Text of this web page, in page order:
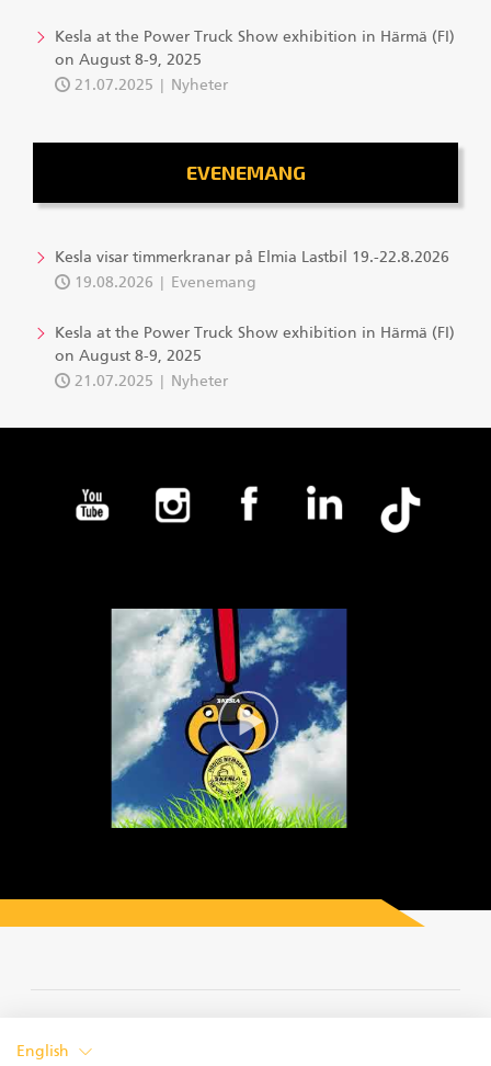
Kesla at the Power Truck Show exhibition in Härmä (FI)
on August 8-9, 2025
21.07.2025
Nyheter
EVENEMANG
Kesla visar timmerkranar på Elmia Lastbil 19.-22.8.2026
19.08.2026
Evenemang
Kesla at the Power Truck Show exhibition in Härmä (FI)
on August 8-9, 2025
21.07.2025
Nyheter
English